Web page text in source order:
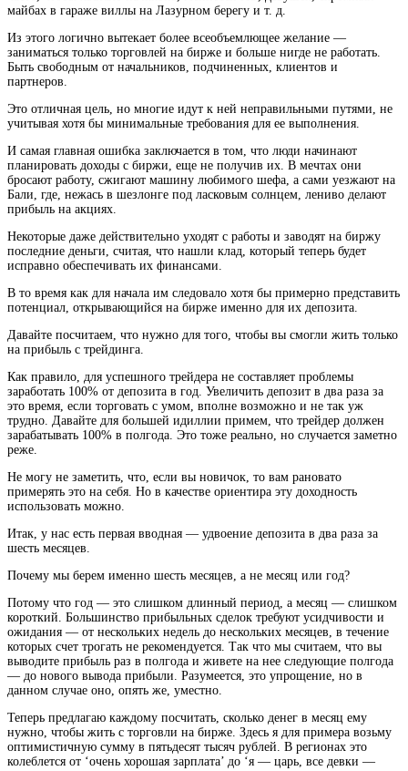
майбах в гараже виллы на Лазурном берегу и т. д.
Из этого логично вытекает более всеобъемлющее желание —
заниматься только торговлей на бирже и больше нигде не работать.
Быть свободным от начальников, подчиненных, клиентов и
партнеров.
Это отличная цель, но многие идут к ней неправильными путями, не
учитывая хотя бы минимальные требования для ее выполнения.
И самая главная ошибка заключается в том, что люди начинают
планировать доходы с биржи, еще не получив их. В мечтах они
бросают работу, сжигают машину любимого шефа, а сами уезжают на
Бали, где, нежась в шезлонге под ласковым солнцем, лениво делают
прибыль на акциях.
Некоторые даже действительно уходят с работы и заводят на биржу
последние деньги, считая, что нашли клад, который теперь будет
исправно обеспечивать их финансами.
В то время как для начала им следовало хотя бы примерно представить
потенциал, открывающийся на бирже именно для их депозита.
Давайте посчитаем, что нужно для того, чтобы вы смогли жить только
на прибыль с трейдинга.
Как правило, для успешного трейдера не составляет проблемы
заработать 100% от депозита в год. Увеличить депозит в два раза за
это время, если торговать с умом, вполне возможно и не так уж
трудно. Давайте для большей идиллии примем, что трейдер должен
зарабатывать 100% в полгода. Это тоже реально, но случается заметно
реже.
Не могу не заметить, что, если вы новичок, то вам рановато
примерять это на себя. Но в качестве ориентира эту доходность
использовать можно.
Итак, у нас есть первая вводная — удвоение депозита в два раза за
шесть месяцев.
Почему мы берем именно шесть месяцев, а не месяц или год?
Потому что год — это слишком длинный период, а месяц — слишком
короткий. Большинство прибыльных сделок требуют усидчивости и
ожидания — от нескольких недель до нескольких месяцев, в течение
которых счет трогать не рекомендуется. Так что мы считаем, что вы
выводите прибыль раз в полгода и живете на нее следующие полгода
— до нового вывода прибыли. Разумеется, это упрощение, но в
данном случае оно, опять же, уместно.
Теперь предлагаю каждому посчитать, сколько денег в месяц ему
нужно, чтобы жить с торговли на бирже. Здесь я для примера возьму
оптимистичную сумму в пятьдесят тысяч рублей. В регионах это
колеблется от ‘очень хорошая зарплата’ до ‘я — царь, все девки —